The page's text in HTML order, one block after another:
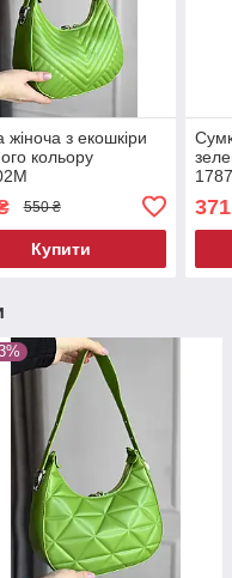
жіноча з екошкіри
кольору
550 ₴
Купити
371